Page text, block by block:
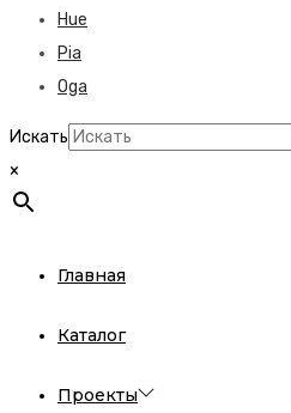
Hue
Pia
Oga
Искать
×
Главная
Каталог
Проекты